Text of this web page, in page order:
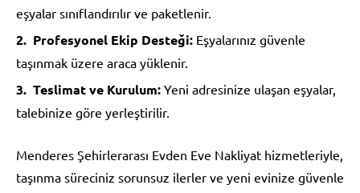
eşyalar sınıflandırılır ve paketlenir.
Profesyonel Ekip Desteği: Eşyalarınız güvenle
taşınmak üzere araca yüklenir.
Teslimat ve Kurulum: Yeni adresinize ulaşan eşyalar,
talebinize göre yerleştirilir.
Menderes Şehirlerarası Evden Eve Nakliyat hizmetleriyle,
taşınma süreciniz sorunsuz ilerler ve yeni evinize güvenle